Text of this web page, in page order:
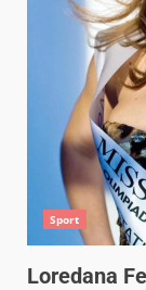
Sport
Loredana